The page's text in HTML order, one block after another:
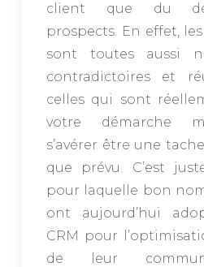
client que du
prospects. En effet,
sont toutes aussi
contradictoires et
celles qui sont
votre démarche
s’avérer être une
que prévu. C’est
pour laquelle bon
ont aujourd’hui
CRM pour
de leur